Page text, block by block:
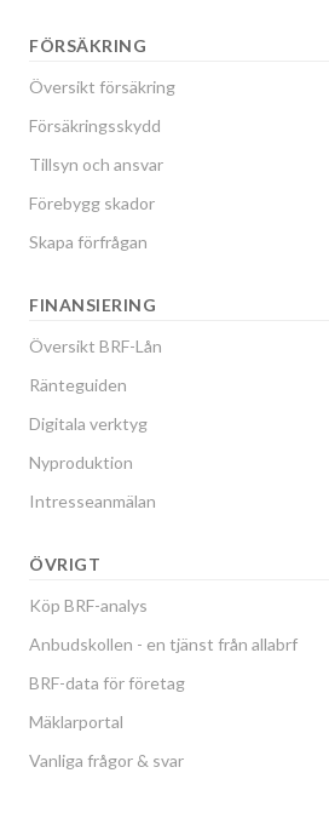
FÖRSÄKRING
Översikt försäkring
Försäkringsskydd
Tillsyn och ansvar
Förebygg skador
Skapa förfrågan
FINANSIERING
Översikt BRF-Lån
Ränteguiden
Digitala verktyg
Nyproduktion
Intresseanmälan
ÖVRIGT
Köp BRF-analys
Anbudskollen - en tjänst från allabrf
BRF-data för företag
Mäklarportal
Vanliga frågor & svar